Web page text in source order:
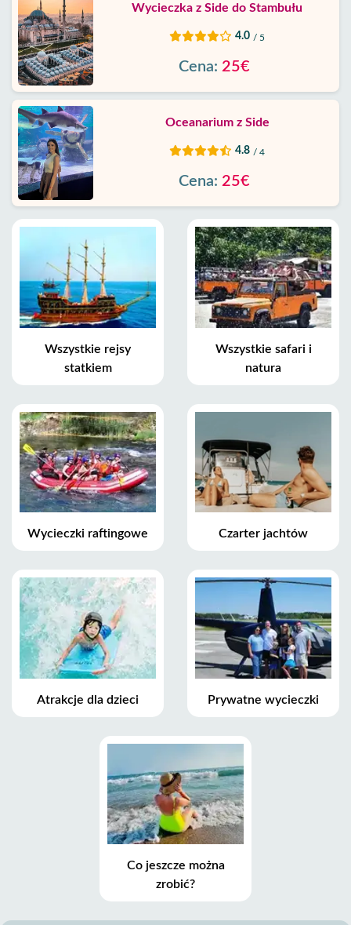
Wycieczka z Side do Stambułu
4.0 / 5
Cena: 25€
Oceanarium z Side
4.8 / 4
Cena: 25€
Wszystkie rejsy
statkiem
Wszystkie safari i
natura
Wycieczki raftingowe Czarter jachtów
Atrakcje dla dzieci Prywatne wycieczki
Co jeszcze można
zrobić?